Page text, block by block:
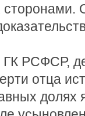
ГК РСФСР,
отца
долях